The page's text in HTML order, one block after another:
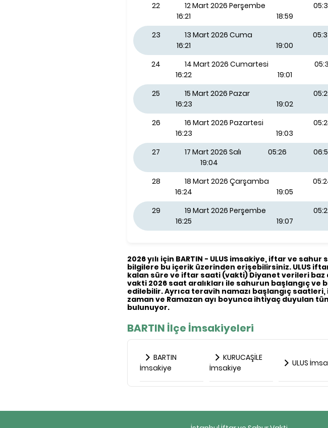
22
12 Mart 2026 Perşembe
16:21
18:59
23
13 Mart 2026 Cuma
16:21
19:00
24
14 Mart 2026 Cumartesi
16:22
19:01
25
15 Mart 2026 Pazar
16:23
19:02
26
16 Mart 2026 Pazartesi
16:23
19:03
27
17 Mart 2026 Salı 05:26
19:04
28
18 Mart 2026 Çarşamba
16:24
19:05
29
19 Mart 2026 Perşembe
16:25
19:07
2026 yılı için BARTIN - ULUS imsakiye, iftar ve
bilgilere bu içerik üzerinden erişebilirsiniz. ULUS
kalan süre ve iftar saati (vakti) Diyanet verileri baz
vakti 2026 saat aralıkları ile sahurun başlangıç
edilebilir. Ayrıca teravih namazı başlangıç
zaman ve Ramazan ayı boyunca ihtiyaç duyulan
bulunuyor.
BARTIN İlçe İmsakiyeleri
BARTIN
İmsakiye
KURUCAŞİLE
İmsakiye
ULUS